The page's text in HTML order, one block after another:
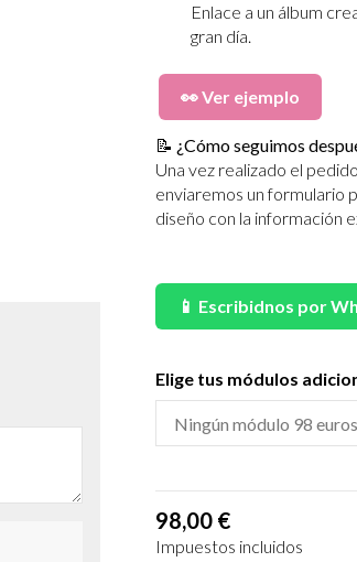
Enlace a un álbum
gran día.
👀 Ver ejemplo
📝 ¿Cómo seguimos
Una vez realizado el
enviaremos un formulario
diseño con la información
📱 Escribidnos por
Elige tus módulos
98,00 €
Impuestos incluidos